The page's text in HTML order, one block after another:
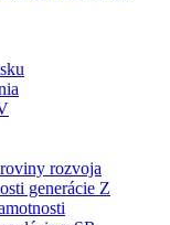
rozvoja
generácie Z